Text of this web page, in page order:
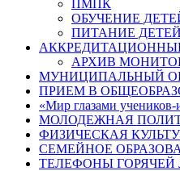
ПМПК
ОБУЧЕНИЕ
ПИТАНИЕ
АРХИВ
МУНИЦИПАЛЬНЫЙ
ПРИЕМ В
«Мир глазами учеников-
МОЛОДЕЖНАЯ
ФИЗИЧЕСКАЯ
СЕМЕЙНОЕ
ТЕЛЕФОНЫ ГОРЯЧЕЙ